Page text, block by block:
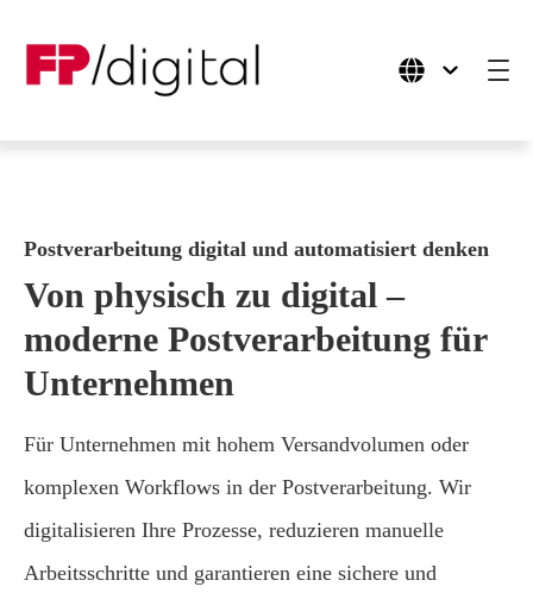
Anwendungsfälle
Branchen
Postverarbeitung digital und automatisiert denken
Von physisch zu digital –
moderne Postverarbeitung für
Unternehmen
Für Unternehmen mit hohem Versandvolumen oder
komplexen Workflows in der Postverarbeitung. Wir
digitalisieren Ihre Prozesse, reduzieren manuelle
Arbeitsschritte und garantieren eine sichere und